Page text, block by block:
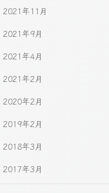
2021年11月
2021年9月
2021年4月
2021年2月
2020年2月
2019年2月
2018年3月
2017年3月